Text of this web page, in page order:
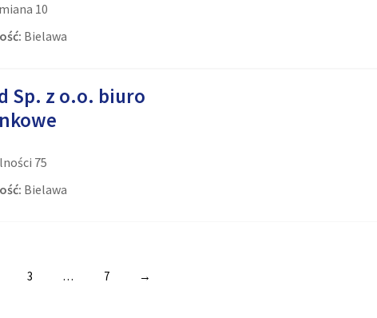
10
Bielawa
Sp. z o.o. biuro
75
Bielawa
3 … 7 →